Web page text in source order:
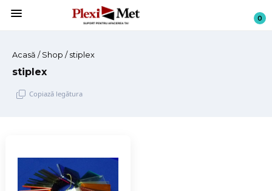
menu 0
Acasă / Shop / stiplex
stiplex
Copiază legătura
Sari